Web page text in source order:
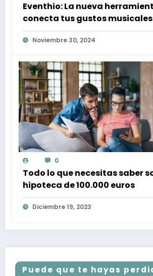
Eventhio: La nueva
conecta tus gustos
Spotify con conciertos en tu
Noviembre 30, 2024
0
Todo lo que necesitas saber
hipoteca de 100.000 euros
Diciembre 19, 2023
Puede que te hayas